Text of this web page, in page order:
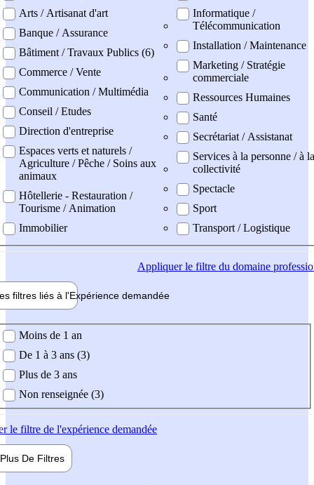
Arts / Artisanat d'art
Banque / Assurance
Bâtiment / Travaux Publics (6)
Commerce / Vente
Communication / Multimédia
Conseil / Etudes
Direction d'entreprise
Espaces verts et naturels /
Agriculture / Pêche / Soins aux
animaux
Hôtellerie - Restauration /
Tourisme / Animation
Immobilier
Informatique /
Télécommunication
Installation / Maintenance
Marketing / Stratégie
commerciale
Ressources Humaines
Santé
Secrétariat / Assistanat
Services à la personne / à la
collectivité
Spectacle
Sport
Transport / Logistique
Appliquerle filtre du domaine
filtres liés à l'Expérience demandée
demandée
Moins de 1 an
De 1 à 3 ans (3)
Plus de 3 ans
Non renseignée (3)
le filtre de l'expérience demandée
Plus De Filtres